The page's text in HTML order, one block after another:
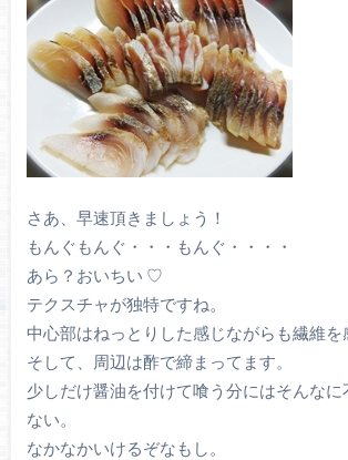
さあ、早速頂きましょう！
もんぐもんぐ・・・もんぐ・・・・
あら？おいちい ♡
テクスチャが独特ですね。
中心部はねっとりした感じながらも繊維を
そして、周辺は酢で締まってます。
少しだけ醤油を付けて喰う分にはそんなに
ない。
なかなかいけるぞなもし。